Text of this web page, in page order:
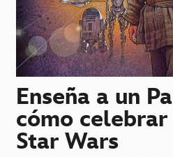
Enseña a un
cómo
Star Wars